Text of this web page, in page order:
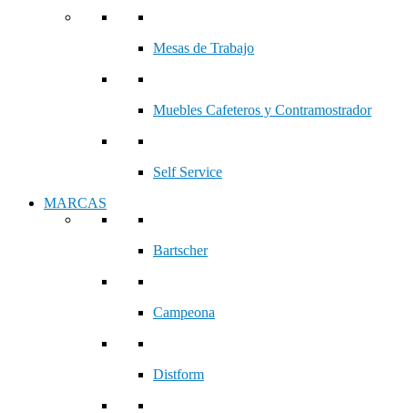
Mesas de Trabajo
Muebles Cafeteros y Contramostrador
Self Service
MARCAS
Bartscher
Campeona
Distform